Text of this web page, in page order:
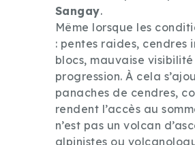
Sangay.
Même lorsque les
: pentes raides, cendres
blocs, mauvaise
progression. À cela
panaches de cendres,
rendent l’accès au
n’est pas un volcan
alpinistes ou